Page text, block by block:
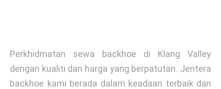
Perkhidmatan sewa backhoe di Klang Valley
dengan kualiti dan harga yang berpatutan. Jentera
backhoe kami berada dalam keadaan terbaik dan